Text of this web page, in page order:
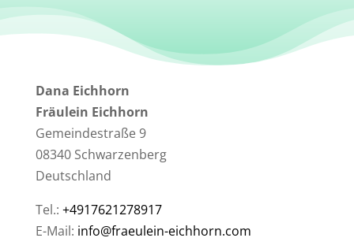
Dana Eichhorn
Fräulein Eichhorn
Gemeindestraße 9
08340 Schwarzenberg
Deutschland
Tel.: +4917621278917
E-Mail: info@fraeulein-eichhorn.com